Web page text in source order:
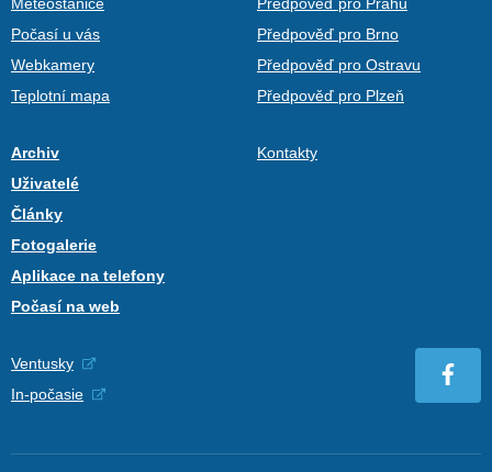
Počasí u vás
Webkamery
Teplotní mapa
Předpověď pro Brno
Předpověď pro Ostravu
Předpověď pro Plzeň
Archiv
Uživatelé
Články
Fotogalerie
Aplikace na telefony
Počasí na web
Kontakty
Ventusky
In-počasie